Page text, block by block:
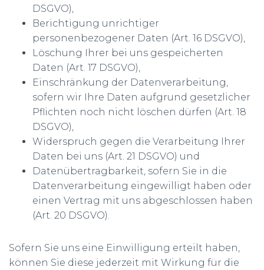
DSGVO),
Berichtigung unrichtiger
personenbezogener Daten (Art. 16 DSGVO),
Löschung Ihrer bei uns gespeicherten
Daten (Art. 17 DSGVO),
Einschränkung der Datenverarbeitung,
sofern wir Ihre Daten aufgrund gesetzlicher
Pflichten noch nicht löschen dürfen (Art. 18
DSGVO),
Widerspruch gegen die Verarbeitung Ihrer
Daten bei uns (Art. 21 DSGVO) und
Datenübertragbarkeit, sofern Sie in die
Datenverarbeitung eingewilligt haben oder
einen Vertrag mit uns abgeschlossen haben
(Art. 20 DSGVO).
Sofern Sie uns eine Einwilligung erteilt haben,
können Sie diese jederzeit mit Wirkung für die